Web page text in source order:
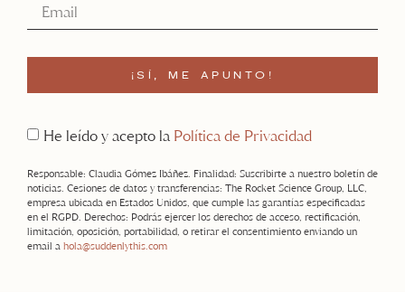
He leído y acepto la Política de Privacidad
¡SÍ, ME APUNTO!
Responsable: Claudia Gómez Ibáñez. Finalidad: Suscribirte a nuestro boletín de
noticias. Cesiones de datos y transferencias: The Rocket Science Group, LLC,
empresa ubicada en Estados Unidos, que cumple las garantías especificadas
en el RGPD. Derechos: Podrás ejercer los derechos de acceso, rectificación,
limitación, oposición, portabilidad, o retirar el consentimiento enviando un
email a hola@suddenlythis.com